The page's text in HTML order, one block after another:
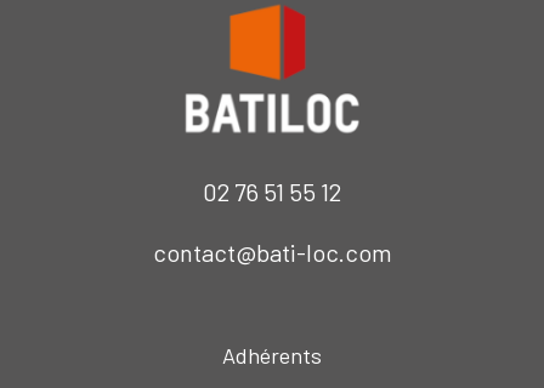
02 76 51 55 12
contact@bati-loc.com
Adhérents